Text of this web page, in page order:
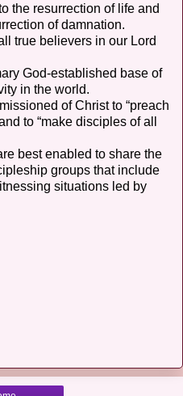
the resurrection of life and
of damnation.
true believers in our Lord
God-established base of
in the world.
of Christ to “preach
to “make disciples of all
best enabled to share the
groups that include
situations led by